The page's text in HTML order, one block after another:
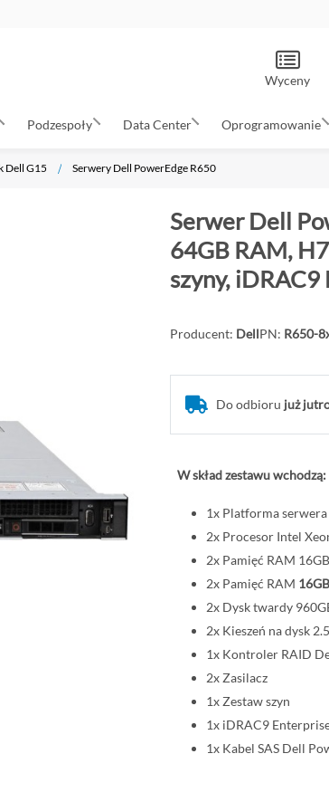
Wyceny
Podzespoły Data Center Oprogramowanie
Dell G15 Serwery Dell PowerEdge R650
Serwer Dell
64GB RAM,
szyny,
Producent: DellPN: R650-
Do odbioru już
W skład zestawu wchodzą:
1x Platforma serwera
2x Procesor Intel
2x Pamięć RAM
2x Pamięć RAM
2x Dysk twardy
2x Kieszeń na dysk
1x Kontroler RAID
2x Zasilacz
1x Zestaw szyn
1x iDRAC9
1x Kabel SAS Dell